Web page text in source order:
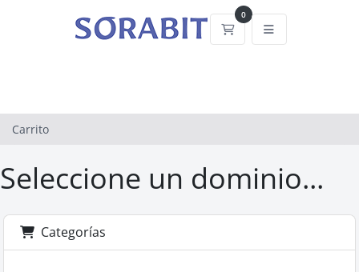
0
Carrito
Carrito
Seleccione un dominio...
Categorías